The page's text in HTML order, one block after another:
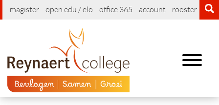
magister open edu / elo office 365 account rooster
Toggle